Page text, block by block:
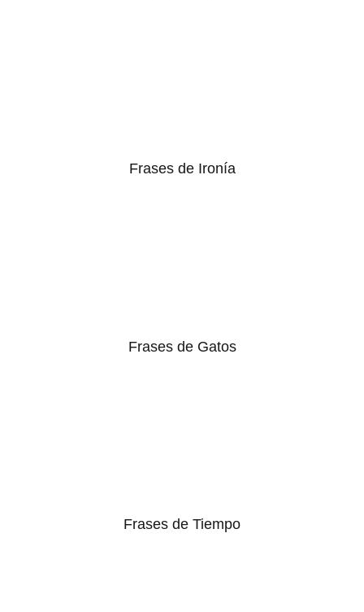
Frases de Ironía
Frases de Gatos
Frases de Tiempo